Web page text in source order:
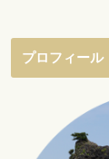
プロフィール